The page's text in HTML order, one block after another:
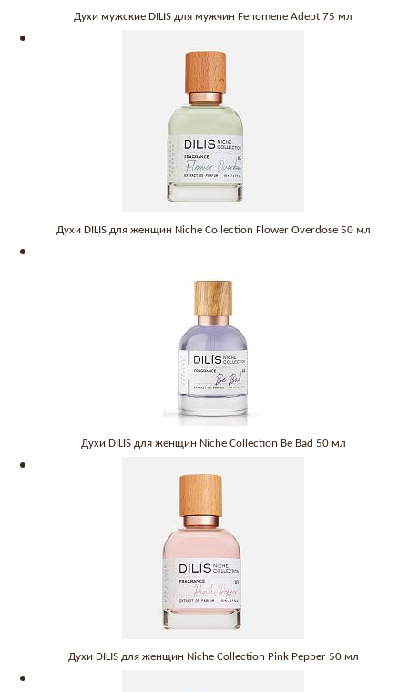
Духи мужские DILIS для мужчин Fenomene Adept 75 мл
Духи DILIS для женщин Niche Collection Flower Overdose 50 мл
Духи DILIS для женщин Niche Collection Be Bad 50 мл
Духи DILIS для женщин Niche Collection Pink Pepper 50 мл